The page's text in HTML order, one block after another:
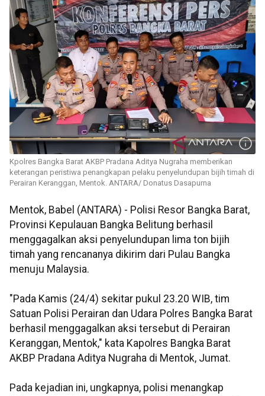
Kpolres Bangka Barat AKBP Pradana Aditya Nugraha memberikan
keterangan peristiwa penangkapan pelaku penyelundupan bijih timah di
Perairan Keranggan, Mentok. ANTARA/ Donatus Dasapurna
Mentok, Babel (ANTARA) - Polisi Resor Bangka Barat,
Provinsi Kepulauan Bangka Belitung berhasil
menggagalkan aksi penyelundupan lima ton bijih
timah yang rencananya dikirim dari Pulau Bangka
menuju Malaysia.
"Pada Kamis (24/4) sekitar pukul 23.20 WIB, tim
Satuan Polisi Perairan dan Udara Polres Bangka Barat
berhasil menggagalkan aksi tersebut di Perairan
Keranggan, Mentok," kata Kapolres Bangka Barat
AKBP Pradana Aditya Nugraha di Mentok, Jumat.
Pada kejadian ini, ungkapnya, polisi menangkap